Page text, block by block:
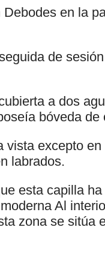
en la
de
a dos
bóveda de
vista excepto
labrados.
esta capilla
Al
zona se sitúa